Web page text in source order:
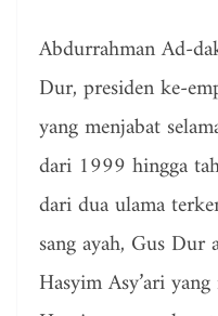
Abdurrahman Ad-
Dur, presiden ke-
yang menjabat
dari 1999 hingga
dari dua ulama
sang ayah, Gus
Hasyim Asy’ari